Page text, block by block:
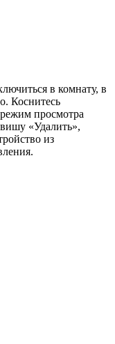
в комнату, в
Коснитесь
просмотра
«Удалить»,
из